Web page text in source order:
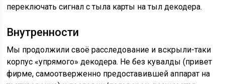
переключать сигнал с тыла карты на тыл декодера.
Внутренности
Мы продолжили своё расследование и вскрыли-таки
корпус «упрямого» декодера. Не без кувалды (привет
фирме, самоотверженно предоставившей аппарат на